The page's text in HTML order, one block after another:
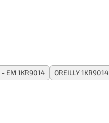
- EM 1KR9014 OREILLY 1KR9014